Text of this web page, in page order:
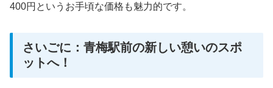
400円というお手頃な価格も魅力的です。
さいごに：青梅駅前の新しい憩いのスポ
ットへ！